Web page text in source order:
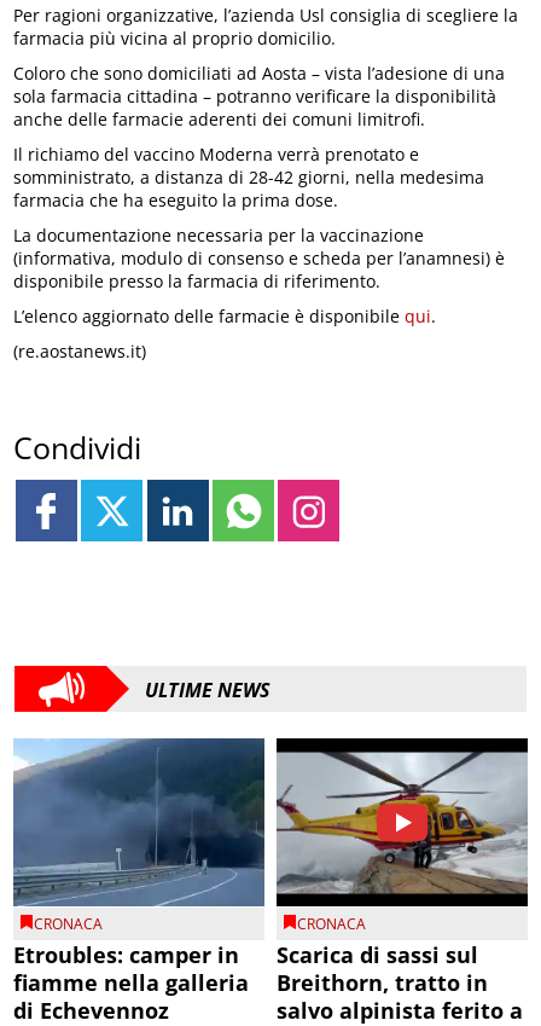
Per ragioni organizzative, l’azienda Usl consiglia di scegliere la
farmacia più vicina al proprio domicilio.
Coloro che sono domiciliati ad Aosta – vista l’adesione di una
sola farmacia cittadina – potranno verificare la disponibilità
anche delle farmacie aderenti dei comuni limitrofi.
Il richiamo del vaccino Moderna verrà prenotato e
somministrato, a distanza di 28-42 giorni, nella medesima
farmacia che ha eseguito la prima dose.
La documentazione necessaria per la vaccinazione
(informativa, modulo di consenso e scheda per l’anamnesi) è
disponibile presso la farmacia di riferimento.
L’elenco aggiornato delle farmacie è disponibilequi.
(re.aostanews.it)
Condividi
ULTIME NEWS
CRONACA
Etroubles: camper in
fiamme nella galleria
di Echevennoz
CRONACA
Scarica di sassi sul
Breithorn, tratto in
salvo alpinista ferito a